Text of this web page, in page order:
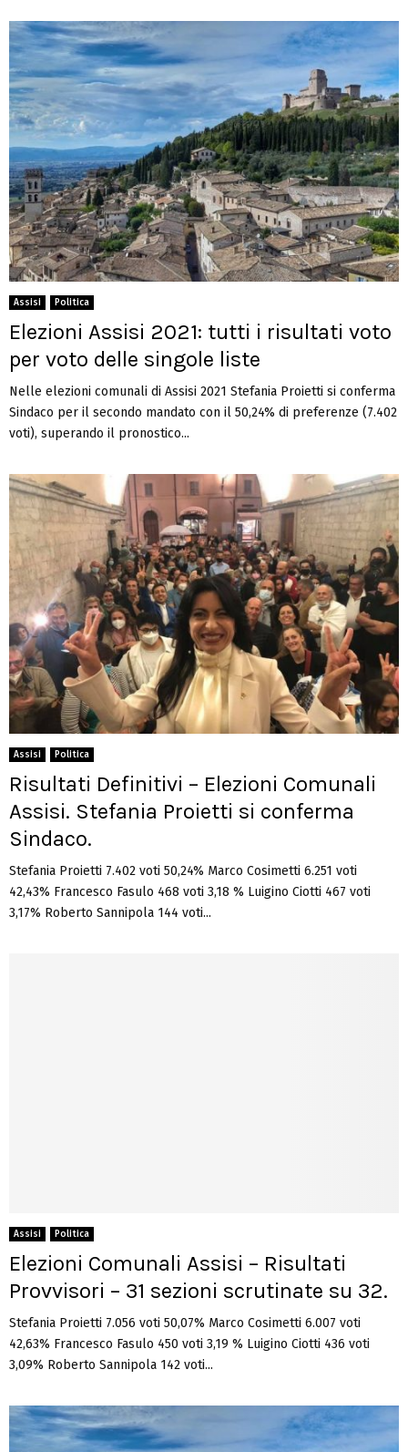
Assisi Politica
Elezioni Assisi 2021: tutti i risultati voto
per voto delle singole liste
Nelle elezioni comunali di Assisi 2021 Stefania Proietti si conferma
Sindaco per il secondo mandato con il 50,24% di preferenze (7.402
voti), superando il pronostico...
Assisi Politica
Risultati Definitivi – Elezioni Comunali
Assisi. Stefania Proietti si conferma
Sindaco.
Stefania Proietti 7.402 voti 50,24% Marco Cosimetti 6.251 voti
42,43% Francesco Fasulo 468 voti 3,18 % Luigino Ciotti 467 voti
3,17% Roberto Sannipola 144 voti...
Assisi Politica
Elezioni Comunali Assisi – Risultati
Provvisori – 31 sezioni scrutinate su 32.
Stefania Proietti 7.056 voti 50,07% Marco Cosimetti 6.007 voti
42,63% Francesco Fasulo 450 voti 3,19 % Luigino Ciotti 436 voti
3,09% Roberto Sannipola 142 voti...